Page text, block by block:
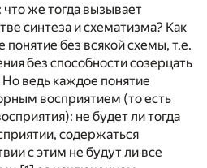
же тогда вызывает
синтеза и схематизма? Как
без всякой схемы, т.е.
без способности созерцать
Но ведь каждое понятие
восприятием (то есть
не будет ли тогда
содержаться
с этим не будут ли все